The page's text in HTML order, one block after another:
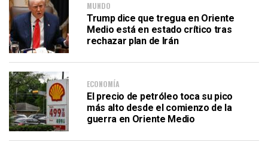
MUNDO
Trump dice que tregua en Oriente
Medio está en estado crítico tras
rechazar plan de Irán
ECONOMÍA
El precio de petróleo toca su pico
más alto desde el comienzo de la
guerra en Oriente Medio